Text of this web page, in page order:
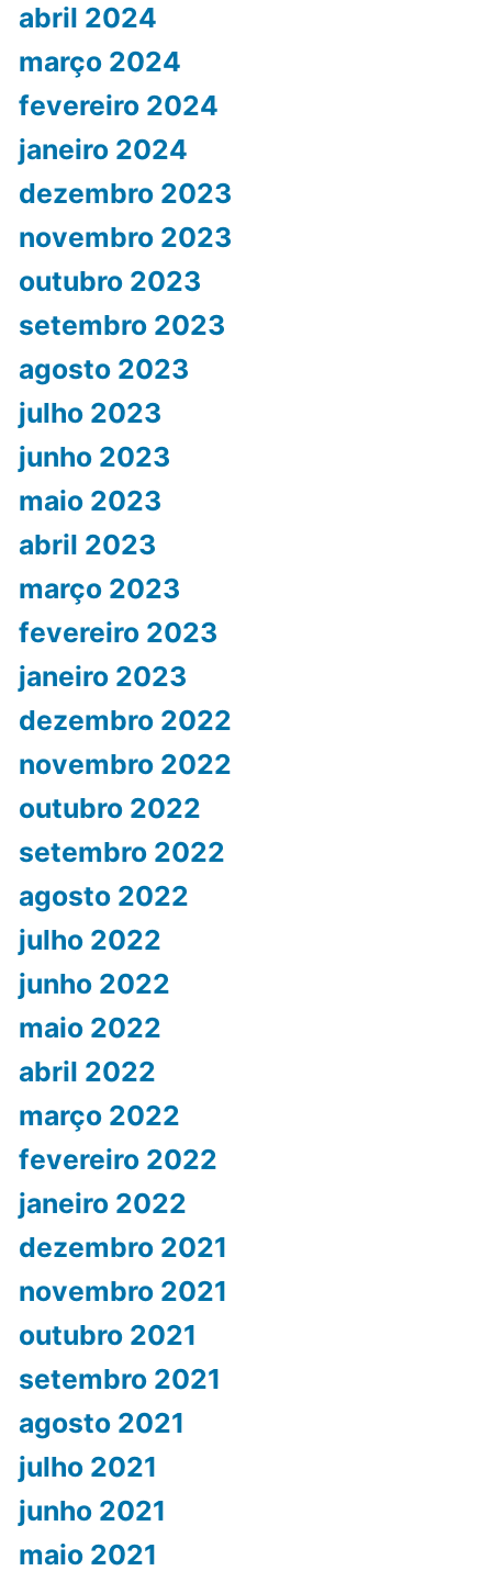
abril 2024
março 2024
fevereiro 2024
janeiro 2024
dezembro 2023
novembro 2023
outubro 2023
setembro 2023
agosto 2023
julho 2023
junho 2023
maio 2023
abril 2023
março 2023
fevereiro 2023
janeiro 2023
dezembro 2022
novembro 2022
outubro 2022
setembro 2022
agosto 2022
julho 2022
junho 2022
maio 2022
abril 2022
março 2022
fevereiro 2022
janeiro 2022
dezembro 2021
novembro 2021
outubro 2021
setembro 2021
agosto 2021
julho 2021
junho 2021
maio 2021